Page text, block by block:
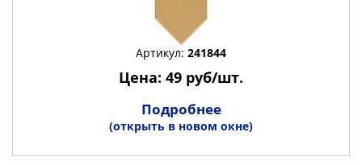
Артикул: 241844
Цена: 49 руб/шт.
Подробнее
(открыть в новом окне)